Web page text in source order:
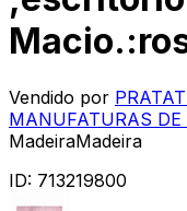
Vendido por
MANUFATURAS DE
MadeiraMadeira
ID: 713219800